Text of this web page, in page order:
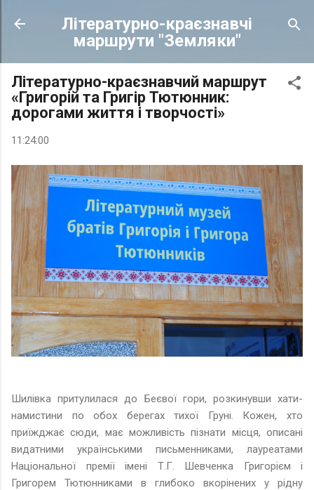
Перейти до
Літературно-краєзнавчі
маршрути "Земляки"
Літературно-краєзнавчий маршрут
«Григорій та Григір Тютюнник:
дорогами життя і творчості»
11:24:00
Шилівка притулилася до Беєвої гори, розкинувши хати-
намистини по обох берегах тихої Груні. Кожен, хто
приїжджає сюди, має можливість пізнати місця, описані
видатними українськими письменниками, лауреатами
Національної премії імені Т.Г. Шевченка Григорієм і
Григорем Тютюнниками в глибоко вкорінених у рідну